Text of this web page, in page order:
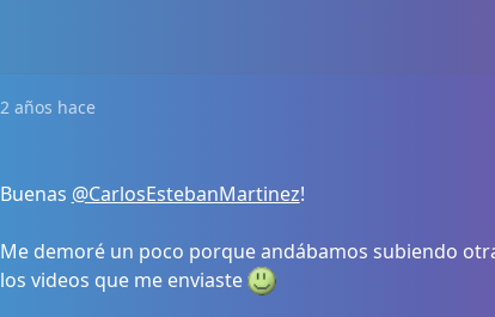
2 años hace
Buenas @CarlosEstebanMartinez!
Me demoré un poco porque andábamos subiendo
los videos que me enviaste